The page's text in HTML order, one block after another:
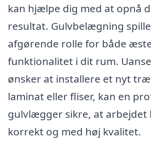
kan hjælpe dig med at opnå
resultat. Gulvbelægning
afgørende rolle for både
funktionalitet i dit rum.
ønsker at installere et nyt
laminat eller fliser, kan en
gulvlægger sikre, at arbejdet
korrekt og med høj kvalitet.